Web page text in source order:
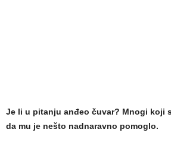
Je li u pitanju anđeo čuvar? Mnogi koji
da mu je nešto nadnaravno pomoglo.